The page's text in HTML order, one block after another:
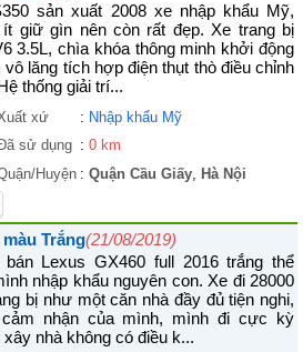
sản xuất 2008 xe nhập khẩu Mỹ,
giữ gìn nên còn rất đẹp. Xe trang bị
3.5L, chìa khóa thông minh khởi động
vô lăng tích hợp điện thụt thò điều chỉnh
thống giải trí...
xứ : Nhập khẩu Mỹ
sử dụng : 0 km
Huyện : Quận Cầu Giấy, Hà Nội
Trắng(21/08/2019)
Lexus GX460 full 2016 trắng thể
nhập khẩu nguyên con. Xe đi 28000
bị như một căn nhà đầy đủ tiện nghi,
nhận của mình, mình đi cực kỳ
nhà không có điều k...